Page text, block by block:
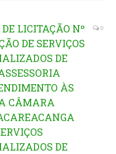
LICITAÇÃO Nº
DE SERVIÇOS
DE
ÀS
CÂMARA
DE
0